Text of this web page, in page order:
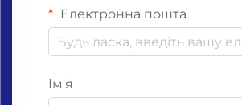
Електронна пошта
Ім'я